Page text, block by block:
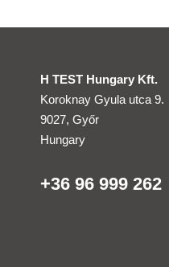
H TEST Hungary Kft.
Koroknay Gyula utca 9.
9027, Győr
Hungary
+36 96 999 262